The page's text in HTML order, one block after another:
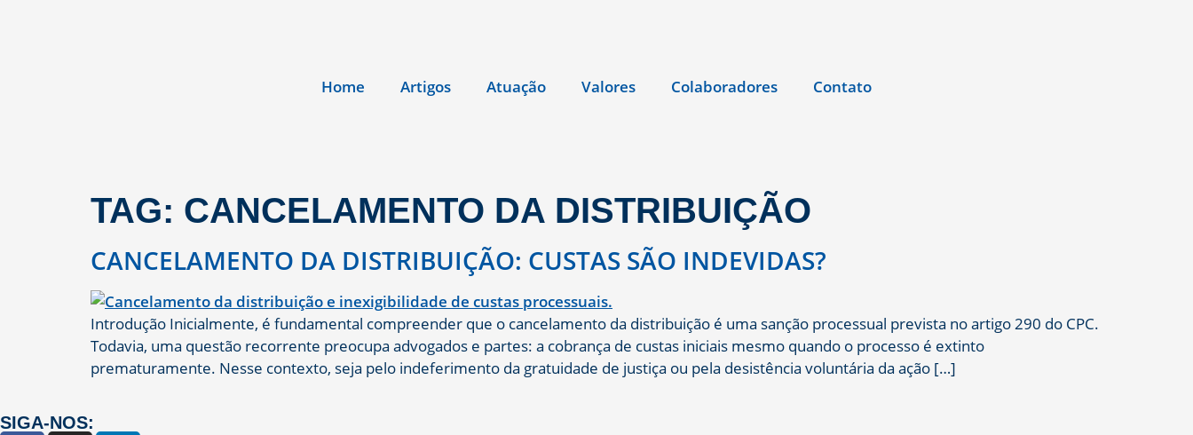
Home Artigos Atuação Valores Colaboradores Contato
TAG: CANCELAMENTO DA DISTRIBUIÇÃO
CANCELAMENTO DA DISTRIBUIÇÃO: CUSTAS SÃO INDEVIDAS?
Introdução Inicialmente, é fundamental compreender que o cancelamento da distribuição é uma sanção processual prevista no artigo 290 do CPC.
Todavia, uma questão recorrente preocupa advogados e partes: a cobrança de custas iniciais mesmo quando o processo é extinto
prematuramente. Nesse contexto, seja pelo indeferimento da gratuidade de justiça ou pela desistência voluntária da ação […]
SIGA-NOS: